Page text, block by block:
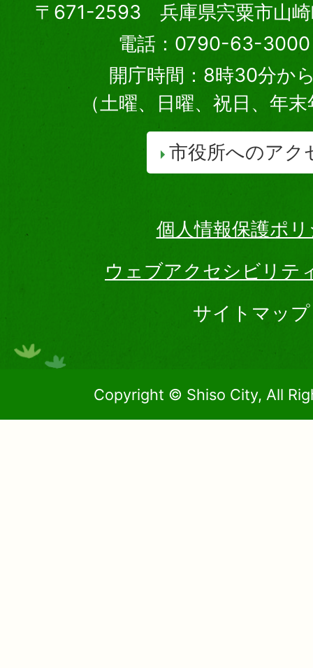
〒671-2593 兵庫県宍粟市山崎
電話：0790-63-3000
開庁時間：8時30分か
（土曜、日曜、祝日、年
市役所へのアク
個人情報保護ポ
ウェブアクセシビリテ
サイトマップ
Copyright © Shiso City, All